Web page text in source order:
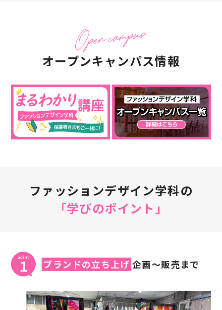
オープンキャンパス情報
ファッションデザイン学科の
「学びのポイント」
ブランドの立ち上げ 企画～販売まで